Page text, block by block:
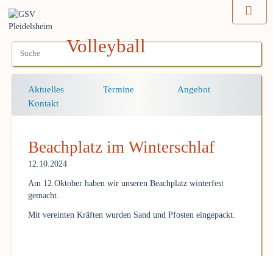
Volleyball
Navigation
überspringen
Aktuelles Termine
Angebot
Kontakt
Beachplatz im Winterschlaf
12.10.2024
Am 12.Oktober haben wir unseren Beachplatz winterfest
gemacht.
Mit vereinten Kräften wurden Sand und Pfosten eingepackt.